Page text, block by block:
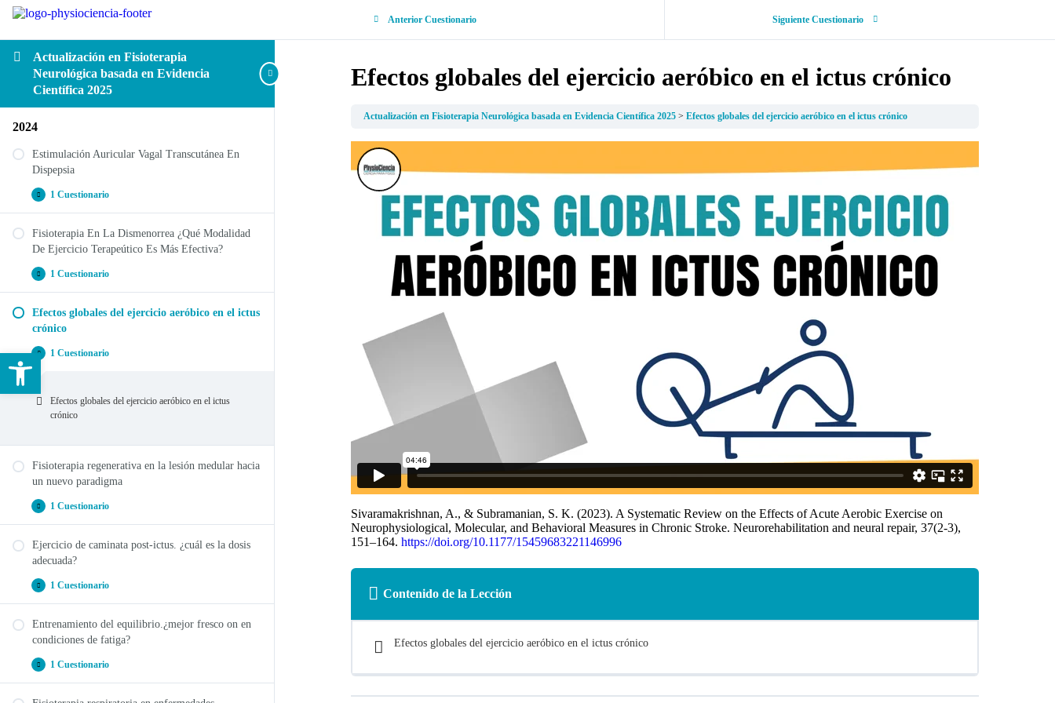
Actualización en Fisioterapia
Neurológica basada en Evidencia
Científica 2025
2024
Estimulación Auricular Vagal Transcutánea En
Dispepsia
1 Cuestionario
Estimulación Auricular Vagal Transcutánea En
Dispepsia
Fisioterapia En La Dismenorrea ¿Qué Modalidad
De Ejercicio Terapeútico Es Más Efectiva?
1 Cuestionario
Fisioterapia En La Dismenorrea ¿Qué Modalidad De
Efectos globales del ejercicio aeróbico en el ictus
crónico
1 Cuestionario
Efectos globales del ejercicio aeróbico en el ictus
crónico
Fisioterapia regenerativa en la lesión medular hacia
un nuevo paradigma
1 Cuestionario
Fisioterapia regenerativa en la lesión medular hacia un
Ejercicio de caminata post-ictus. ¿cuál es la dosis
adecuada?
1 Cuestionario
Ejercicio de caminata post-ictus. ¿cuál es la dosis
Entrenamiento del equilibrio.¿mejor fresco on en
condiciones de fatiga?
1 Cuestionario
Anterior Cuestionario Siguiente Cuestionario
Efectos globales del ejercicio aeróbico en el ictus crónico
Actualización en Fisioterapia Neurológica basada en Evidencia Científica 2025 Efectos globales del ejercicio aeróbico en el ictus crónico
Sivaramakrishnan, A., & Subramanian, S. K. (2023). A Systematic Review on the Effects of Acute Aerobic Exercise on
Neurophysiological, Molecular, and Behavioral Measures in Chronic Stroke. Neurorehabilitation and neural repair, 37(2-3),
151–164. https://doi.org/10.1177/15459683221146996
Contenido de la Lección
Efectos globales del ejercicio aeróbico en el ictus crónico
Abrir barra de herramientas